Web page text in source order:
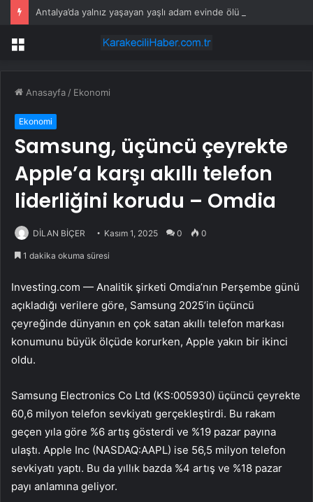
Antalya’da yalnız yaşayan yaşlı adam evinde ölü bulundu
Menü
Anasayfa / Ekonomi
Ekonomi
Samsung, üçüncü çeyrekte
Apple’a karşı akıllı telefon
liderliğini korudu – Omdia
DİLAN BİÇER Kasım 1, 2025 0 0
1 dakika okuma süresi
Investing.com — Analitik şirketi Omdia’nın Perşembe günü
açıkladığı verilere göre, Samsung 2025’in üçüncü
çeyreğinde dünyanın en çok satan akıllı telefon markası
konumunu büyük ölçüde korurken, Apple yakın bir ikinci
oldu.
Samsung Electronics Co Ltd (KS:005930) üçüncü çeyrekte
60,6 milyon telefon sevkiyatı gerçekleştirdi. Bu rakam
geçen yıla göre %6 artış gösterdi ve %19 pazar payına
ulaştı. Apple Inc (NASDAQ:AAPL) ise 56,5 milyon telefon
sevkiyatı yaptı. Bu da yıllık bazda %4 artış ve %18 pazar
payı anlamına geliyor.